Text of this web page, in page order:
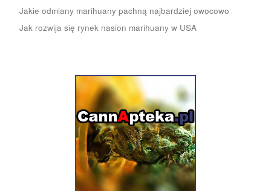
Jakie odmiany marihuany pachną najbardziej owocowo
Jak rozwija się rynek nasion marihuany w USA